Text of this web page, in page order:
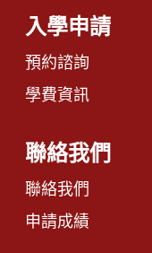
入學申請
預約諮詢
學費資訊
聯絡我們
聯絡我們
申請成績